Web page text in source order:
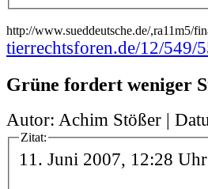
http://www.sueddeutsche.de/,ra11m5/
tierrechtsforen.de/12/549/
Grüne fordert weniger
Autor: Achim Stößer |
Zitat:
11. Juni 2007, 12:28 Uhr